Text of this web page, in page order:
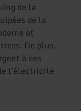
de la
de la
et
De plus,
à ces
l'électricité